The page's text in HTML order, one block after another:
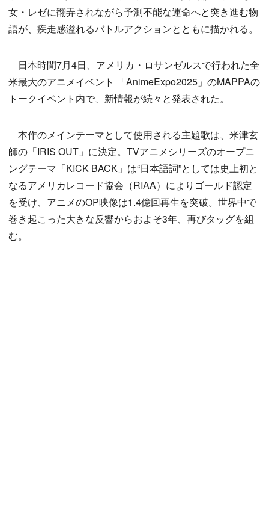
女・レゼに翻弄されながら予測不能な運命へと突き進む物
語が、疾走感溢れるバトルアクションとともに描かれる。
日本時間7月4日、アメリカ・ロサンゼルスで行われた全
米最大のアニメイベント 「AnimeExpo2025」のMAPPAの
トークイベント内で、新情報が続々と発表された。
本作のメインテーマとして使用される主題歌は、米津玄
師の「IRIS OUT」に決定。TVアニメシリーズのオープニ
ングテーマ「KICK BACK」は“日本語詞”としては史上初と
なるアメリカレコード協会（RIAA）によりゴールド認定
を受け、アニメのOP映像は1.4億回再生を突破。世界中で
巻き起こった大きな反響からおよそ3年、再びタッグを組
む。